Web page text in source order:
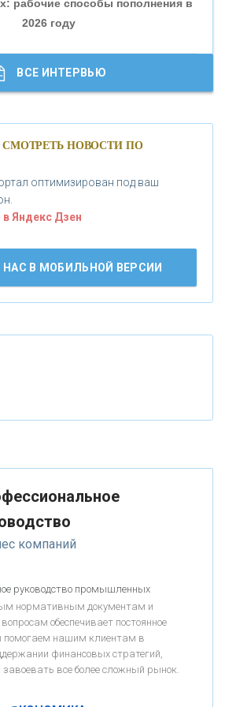
БАНК»
БАНК»
ВТБ24»
рабочие способы пополнения в
2026 году
логотип впервые за 19 лет -
быстрых платежей за пять лет
ВСЕ ИНТЕРВЬЮ
СМОТРЕТЬ НОВОСТИ ПО
оптимизирован под ваш
Яндекс Дзен
В МОБИЛЬНОЙ ВЕРСИИ
компаний
руководство промышленных
нормативным документам и
обеспечивает постоянное
помогаем нашим клиентам в
финансовых стратегий,
все более сложный рынок.